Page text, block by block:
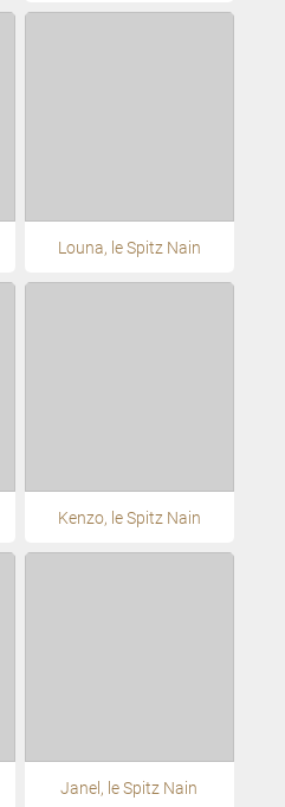
Louna, le Spitz Nain
Kenzo, le Spitz Nain
Janel, le Spitz Nain